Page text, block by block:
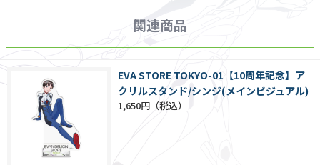
関連商品
EVA STORE TOKYO-01【10周年記念】ア
クリルスタンド/シンジ(メインビジュアル)
1,650円